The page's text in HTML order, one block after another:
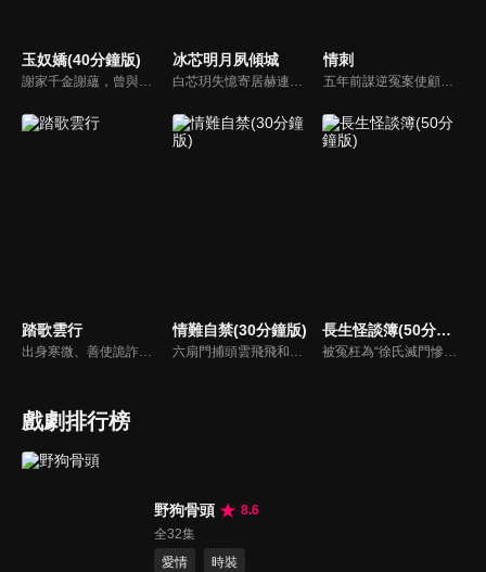
玉奴嬌(40分鐘版)
謝家千金謝蘊，曾與殷稷相識相愛，卻被誤會為背叛殷稷轉嫁齊王的始亂終棄之人。殷稷登上王位後，開啟了謝蘊地獄般的宮廷生活。謝蘊在與殷稷的愛恨糾葛中依然守住本心，兩人攜手粉碎了逆賊的陰謀。
冰芯明月夙傾城
白芯玥失憶寄居赫連府，與赫連夙在查探身世的過程中糾纏不清，彼此間情愫暗生。然而，藍羽軍的謎團、玄璃珠的秘密、以及潛伏在暗處的千機閣，讓他們步步驚心。白芯玥曾經的青梅竹馬沈瀾熠，如今卻是隱藏黑暗勢力的操控者，在愛與仇恨間掙扎。赫連夙和白芯玥能否衝破重重阻礙，找回真相？
情刺
五年前謀逆冤案使顧君遙滿門慘死，她委身神秘組織隱忍數載只為復仇，皇子岳瑾宸便是她復仇最好的刀。誰曾想宛如謫仙的白蓮竟是心思深沉的惡鬼，步步為營卻終成傀儡。一邊慾望肆意燃燒，一邊深宮危機重重，她該何去何從？
踏歌雲行 情難自禁(30分鐘版) 長生怪談簿(50分鐘版)
戲劇排行榜
野狗骨頭
8.6
全32集
愛情
時裝